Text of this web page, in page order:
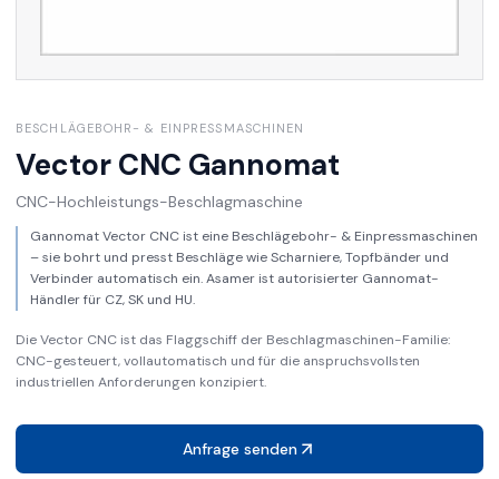
BESCHLÄGEBOHR- & EINPRESSMASCHINEN
Vector CNC Gannomat
CNC-Hochleistungs-Beschlagmaschine
Gannomat Vector CNC ist eine Beschlägebohr- & Einpressmaschinen
– sie bohrt und presst Beschläge wie Scharniere, Topfbänder und
Verbinder automatisch ein. Asamer ist autorisierter Gannomat-
Händler für CZ, SK und HU.
Die Vector CNC ist das Flaggschiff der Beschlagmaschinen-Familie:
CNC-gesteuert, vollautomatisch und für die anspruchsvollsten
industriellen Anforderungen konzipiert.
Anfrage senden